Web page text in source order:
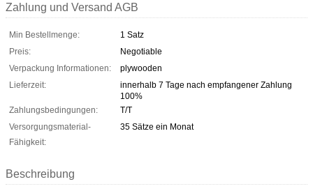
Zahlung und Versand AGB
Min Bestellmenge:
1 Satz
Preis:
Negotiable
Verpackung Informationen:
plywooden
Lieferzeit:
innerhalb 7 Tage nach empfangener Zahlung
100%
Zahlungsbedingungen:
T/T
Versorgungsmaterial-
Fähigkeit:
35 Sätze ein Monat
Beschreibung